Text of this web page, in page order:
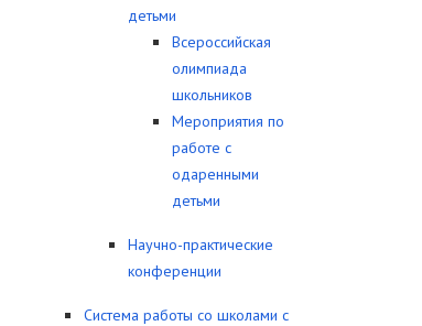
детьми
Всероссийская
олимпиада
школьников
Мероприятия по
работе с
одаренными
детьми
Научно-практические
конференции
Система работы со школами с